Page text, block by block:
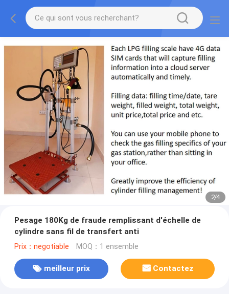
2/4
Pesage 180Kg de fraude remplissant d'échelle de
cylindre sans fil de transfert anti
Prix：negotiable MOQ：1 ensemble
meilleur prix Contactez